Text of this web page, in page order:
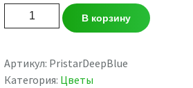
Количество
товара
карпатский
Pristar
В корзину
Артикул: PristarDeepBlue
Категория: Цветы